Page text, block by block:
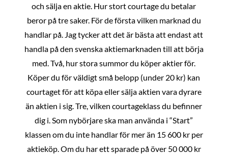
och sälja en aktie. Hur stort courtage du betalar
beror på tre saker. För de första vilken marknad du
handlar på. Jag tycker att det är bästa att endast att
handla på den svenska aktiemarknaden till att börja
med. Två, hur stora summor du köper aktier för.
Köper du för väldigt små belopp (under 20 kr) kan
courtaget för att köpa eller sälja aktien vara dyrare
än aktien i sig. Tre, vilken courtageklass du befinner
dig i. Som nybörjare ska man använda i “Start”
klassen om du inte handlar för mer än 15 600 kr per
aktieköp. Om du har ett sparade på över 50 000 kr